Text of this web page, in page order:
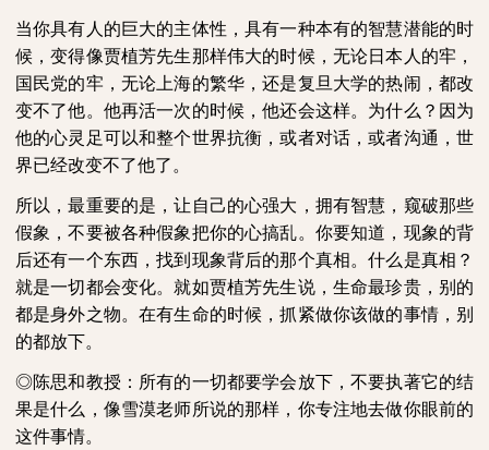
当你具有人的巨大的主体性，具有一种本有的智慧潜能的时
候，变得像贾植芳先生那样伟大的时候，无论日本人的牢，
国民党的牢，无论上海的繁华，还是复旦大学的热闹，都改
变不了他。他再活一次的时候，他还会这样。为什么？因为
他的心灵足可以和整个世界抗衡，或者对话，或者沟通，世
界已经改变不了他了。
所以，最重要的是，让自己的心强大，拥有智慧，窥破那些
假象，不要被各种假象把你的心搞乱。你要知道，现象的背
后还有一个东西，找到现象背后的那个真相。什么是真相？
就是一切都会变化。就如贾植芳先生说，生命最珍贵，别的
都是身外之物。在有生命的时候，抓紧做你该做的事情，别
的都放下。
◎陈思和教授：所有的一切都要学会放下，不要执著它的结
果是什么，像雪漠老师所说的那样，你专注地去做你眼前的
这件事情。